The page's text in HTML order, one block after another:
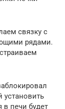
связку с
рядами.
установить
печи будет